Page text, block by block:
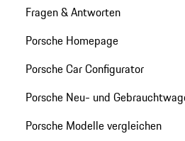
Fragen & Antworten
Porsche Homepage
Porsche Car Configurator
Porsche Neu- und
Porsche Modelle vergleichen